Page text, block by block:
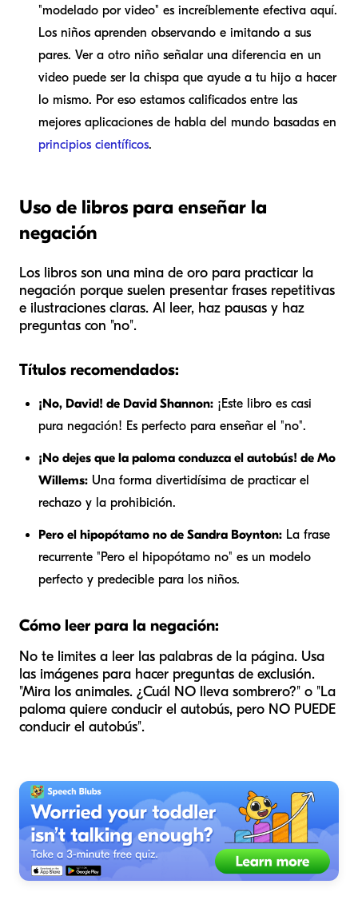
"modelado por video" es increíblemente efectiva aquí.
Los niños aprenden observando e imitando a sus
pares. Ver a otro niño señalar una diferencia en un
video puede ser la chispa que ayude a tu hijo a hacer
lo mismo. Por eso estamos calificados entre las
mejores aplicaciones de habla del mundo basadas en
principios científicos.
Uso de libros para enseñar la
negación
Los libros son una mina de oro para practicar la
negación porque suelen presentar frases repetitivas
e ilustraciones claras. Al leer, haz pausas y haz
preguntas con "no".
Títulos recomendados:
¡No, David! de David Shannon: ¡Este libro es casi
pura negación! Es perfecto para enseñar el "no".
¡No dejes que la paloma conduzca el autobús! de Mo
Willems: Una forma divertidísima de practicar el
rechazo y la prohibición.
Pero el hipopótamo no de Sandra Boynton: La frase
recurrente "Pero el hipopótamo no" es un modelo
perfecto y predecible para los niños.
Cómo leer para la negación:
No te limites a leer las palabras de la página. Usa
las imágenes para hacer preguntas de exclusión.
"Mira los animales. ¿Cuál NO lleva sombrero?" o "La
paloma quiere conducir el autobús, pero NO PUEDE
conducir el autobús".